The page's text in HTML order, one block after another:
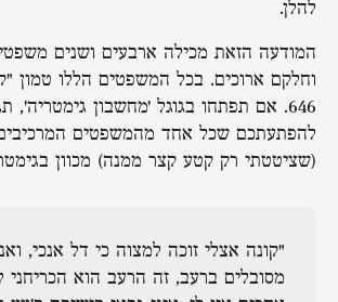
להלן.
המודעה הזאת מכילה ארבעים ושנים
וחלקם ארוכים. בכל המשפטים הללו טמון
646. אם תפתחו בגוגל 'מחשבון גימטריה',
להפתעתכם שכל אחד מהמשפטים
(שציטטתי רק קטע קצר ממנה) מכוון בגימטריה:
"קונה אצלי זוכה למצוה כי דל אנכי,
מסובלים ברעב, זה הרעב הוא הכריחני